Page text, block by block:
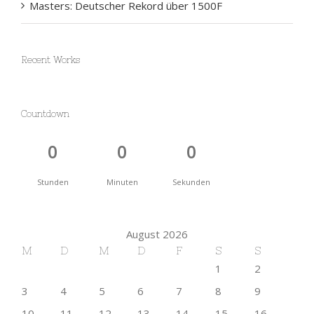
D F
1
2
8
9
10
11 12 13 14 15
16